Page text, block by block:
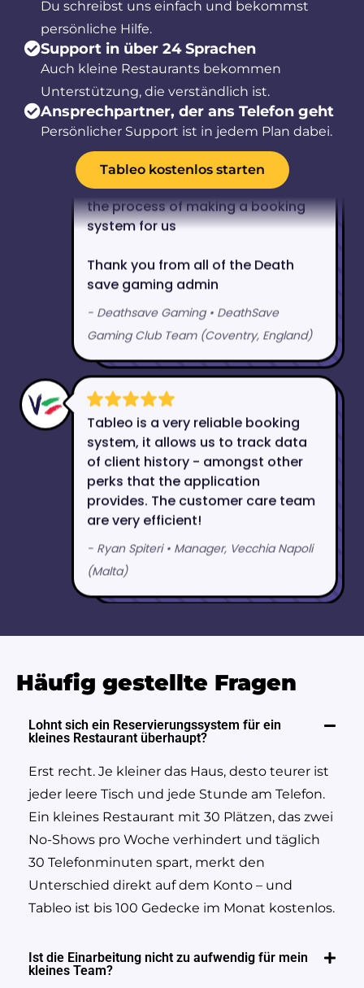
Du schreibst uns einfach und bekommst
persönliche Hilfe.
Support in über 24 Sprachen
Auch kleine Restaurants bekommen
Unterstützung, die verständlich ist.
Ansprechpartner, der ans Telefon geht
Persönlicher Support ist in jedem Plan dabei.
Tableo kostenlos starten
Häufig gestellte Fragen
Lohnt sich ein Reservierungssystem für ein
kleines Restaurant überhaupt?
Erst recht. Je kleiner das Haus, desto teurer ist
jeder leere Tisch und jede Stunde am Telefon.
Ein kleines Restaurant mit 30 Plätzen, das zwei
No-Shows pro Woche verhindert und täglich
30 Telefonminuten spart, merkt den
Unterschied direkt auf dem Konto – und
Tableo ist bis 100 Gedecke im Monat kostenlos.
Ist die Einarbeitung nicht zu aufwendig für mein
kleines Team?